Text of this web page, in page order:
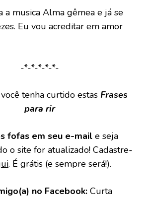
a musica Alma gêmea e já se
Eu vou acreditar em amor
-*-*-*-*-*-
tenha curtido estas Frases
para rir
fofas em seu e-mail e seja
o site for atualizado! Cadastre-
. É grátis (e sempre será!).
no Facebook: Curta